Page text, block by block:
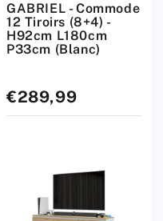
GABRIEL - Commode
12 Tiroirs (8+4) -
H92cm L180cm
P33cm (Blanc)
Prix
standard
€289,99